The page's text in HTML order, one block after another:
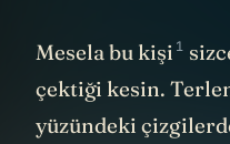
Mesela bu kişi 1
çektiği kesin.
yüzündeki